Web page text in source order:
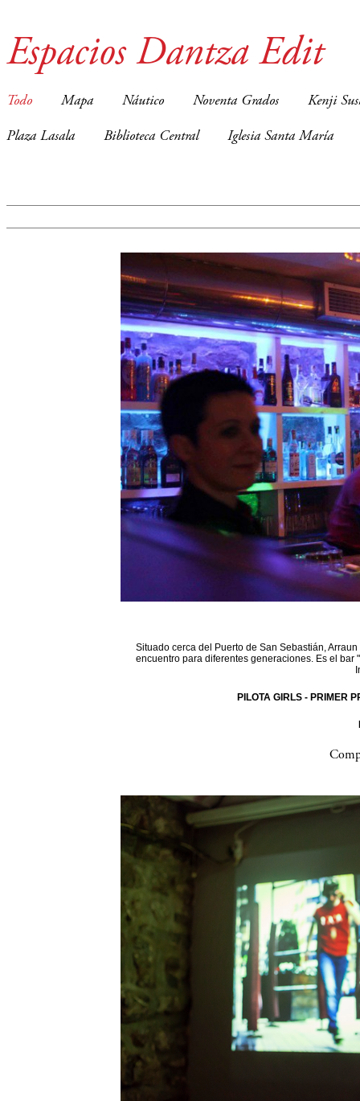
Espacios Dantza Edit
Todo Mapa Náutico Noventa Grados Kenji
Plaza Lasala Biblioteca Central Iglesia Santa María
Situado cerca del Puerto de San Sebastián,
encuentro para diferentes generaciones. Es el
PILOTA GIRLS - PRIMER